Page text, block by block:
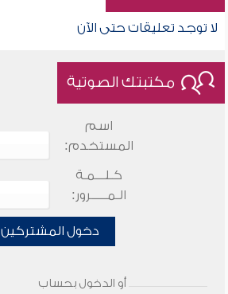
لا توجد تعليقات حتى الآن
مكتبتك الصوتية
اسم
المستخدم:
كـلـــمـة
الـمـــــرور:
دخول المشتركين
أو الدخول بحساب